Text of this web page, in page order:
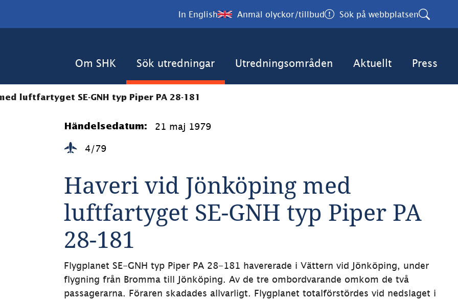
In English Anmäl olyckor/tillbud Sök på webbplatsen
Om SHK Sök utredningar Utredningsområden Aktuellt Press
luftfartyget SE-GNH typ Piper PA 28-181
Händelsedatum: 21 maj 1979
4/79
Haveri vid Jönköping med
luftfartyget SE-GNH typ Piper PA
28-181
Flygplanet SE-GNH typ Piper PA 28-181 havererade i Vättern vid Jönköping, under
flygning från Bromma till Jönköping. Av de tre ombordvarande omkom de två
passagerarna. Föraren skadades allvarligt. Flygplanet totalförstördes vid nedslaget i